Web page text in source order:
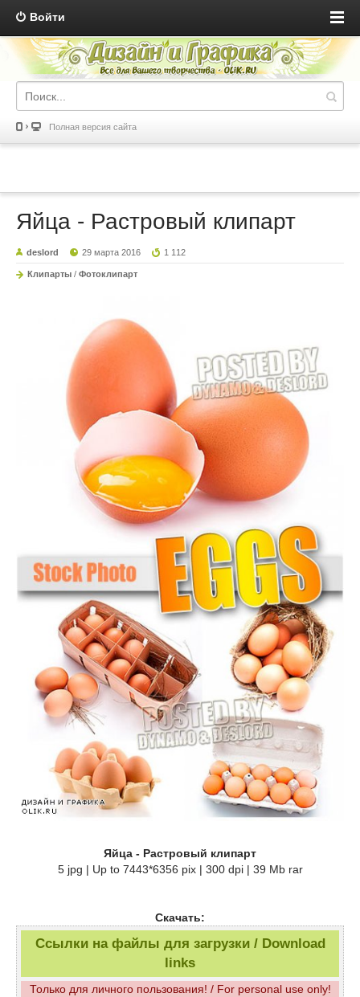
Войти
Полная версия сайта
Яйца - Растровый клипарт
deslord 29 марта 2016 1 112
Клипарты / Фотоклипарт
Яйца - Растровый клипарт
5 jpg | Up to 7443*6356 pix | 300 dpi | 39 Mb rar
Скачать:
Ссылки на файлы для загрузки / Download
links
Только для личного пользования! / For personal use only!